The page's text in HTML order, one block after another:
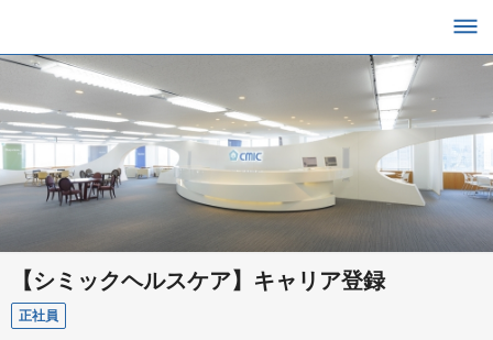
【シミックヘルスケア】キャリア登録
正社員